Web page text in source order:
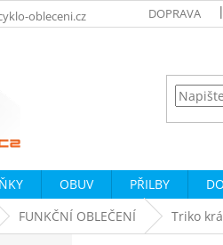
obleceni.cz DOPRAVA
OBUV PŘILBY
FUNKČNÍ OBLEČENÍ Triko